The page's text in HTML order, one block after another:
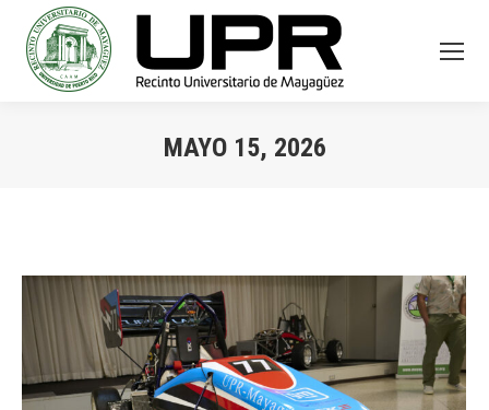
MAYO 15, 2026